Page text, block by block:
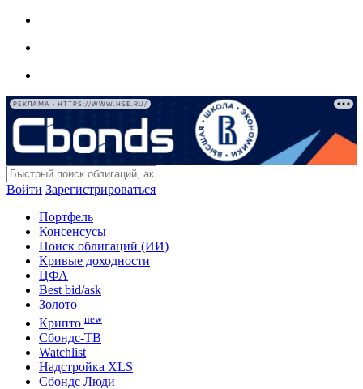
РЕКЛАМА • HTTPS://WWW.HSE.RU/
Войти Зарегистрироваться
Портфель
Консенсусы
Поиск облигаций (ИИ)
Кривые доходности
ЦФА
Best bid/ask
Золото
Крипто new
Сбондс-ТВ
Watchlist
Надстройка XLS
Сбондс Люди